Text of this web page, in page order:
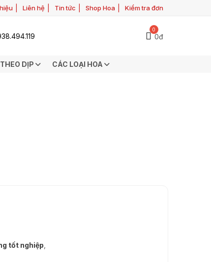
Liên hệ Tin tức Shop Hoa Kiểm tra đơn
0
0đ
DỊP CÁC LOẠI HOA
tốt nghiệp